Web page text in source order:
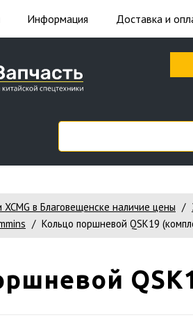
Информация Доставка и
в Благовещенске наличие цены
Кольцо поршневой QSK19